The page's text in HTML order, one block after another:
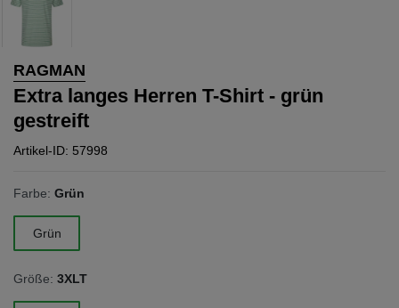
RAGMAN
Extra langes Herren T-Shirt - grün
gestreift
Artikel-ID: 57998
Farbe: Grün
Grün
Größe: 3XLT